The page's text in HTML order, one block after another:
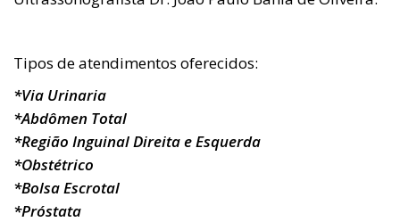
Tipos de atendimentos oferecidos:
*Via Urinaria
*Abdômen Total
*Região Inguinal Direita e Esquerda
*Obstétrico
*Bolsa Escrotal
*Próstata